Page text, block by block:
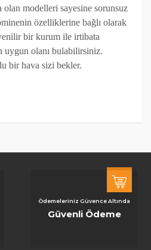
olan modelleri sayesine sorunsuz
özelliklerine bağlı olarak
bir kurum ile irtibata
uygun olanı bulabilirsiniz.
bir hava sizi bekler.
Ödemeleriniz Güvence Altında
Güvenli Ödeme